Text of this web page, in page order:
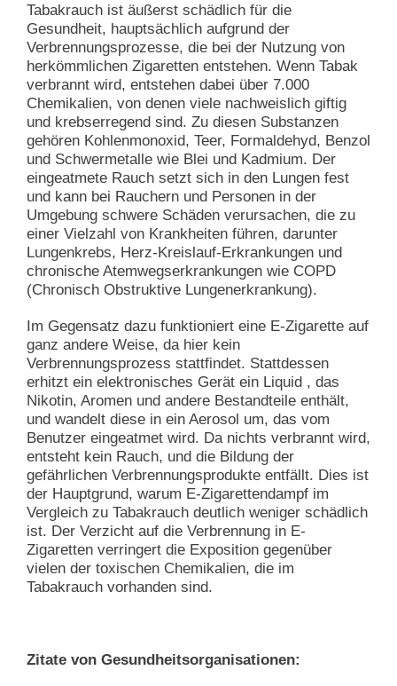
Tabakrauch ist äußerst schädlich für die
Gesundheit, hauptsächlich aufgrund der
Verbrennungsprozesse, die bei der Nutzung von
herkömmlichen Zigaretten entstehen. Wenn Tabak
verbrannt wird, entstehen dabei über 7.000
Chemikalien, von denen viele nachweislich giftig
und krebserregend sind. Zu diesen Substanzen
gehören Kohlenmonoxid, Teer, Formaldehyd, Benzol
und Schwermetalle wie Blei und Kadmium. Der
eingeatmete Rauch setzt sich in den Lungen fest
und kann bei Rauchern und Personen in der
Umgebung schwere Schäden verursachen, die zu
einer Vielzahl von Krankheiten führen, darunter
Lungenkrebs, Herz-Kreislauf-Erkrankungen und
chronische Atemwegserkrankungen wie COPD
(Chronisch Obstruktive Lungenerkrankung).
Im Gegensatz dazu funktioniert eine E-Zigarette auf
ganz andere Weise, da hier kein
Verbrennungsprozess stattfindet. Stattdessen
erhitzt ein elektronisches Gerät ein Liquid , das
Nikotin, Aromen und andere Bestandteile enthält,
und wandelt diese in ein Aerosol um, das vom
Benutzer eingeatmet wird. Da nichts verbrannt wird,
entsteht kein Rauch, und die Bildung der
gefährlichen Verbrennungsprodukte entfällt. Dies ist
der Hauptgrund, warum E-Zigarettendampf im
Vergleich zu Tabakrauch deutlich weniger schädlich
ist. Der Verzicht auf die Verbrennung in E-
Zigaretten verringert die Exposition gegenüber
vielen der toxischen Chemikalien, die im
Tabakrauch vorhanden sind.
Zitate von Gesundheitsorganisationen: